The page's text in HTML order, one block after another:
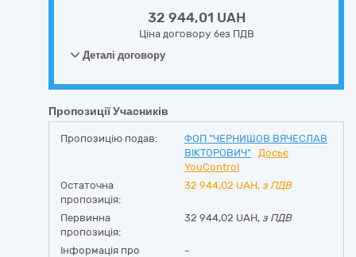
32 944,01 UAH
Ціна договору без ПДВ
Деталі договору
Пропозиції Учасників
Пропозицію подав:
ФОП "ЧЕРНИШОВ ВЯЧЕСЛАВ
ВІКТОРОВИЧ"
Досьє
YouControl
Остаточна
пропозиція:
32 944,02 UAH, з ПДВ
Первинна
пропозиція:
32 944,02 UAH, з ПДВ
Інформація про
-